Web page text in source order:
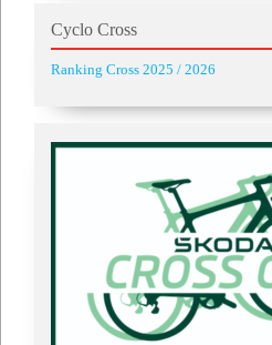
Cyclo Cross
Ranking Cross 2025 / 2026